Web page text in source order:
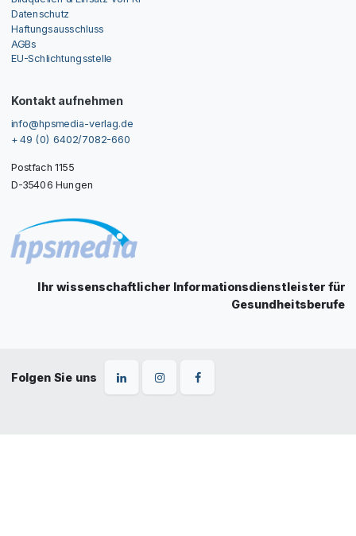
Datenschutz
Haftungsausschluss
AGBs
EU-Schlichtungsstelle
Kontakt aufnehmen
info@hpsmedia-verlag.de
+ 49 (0) 6402/7082-660
Postfach 1155
D-35406 Hungen
Ihr wissenschaftlicher Informationsdienstleister für
Gesundheitsberufe
Folgen Sie uns